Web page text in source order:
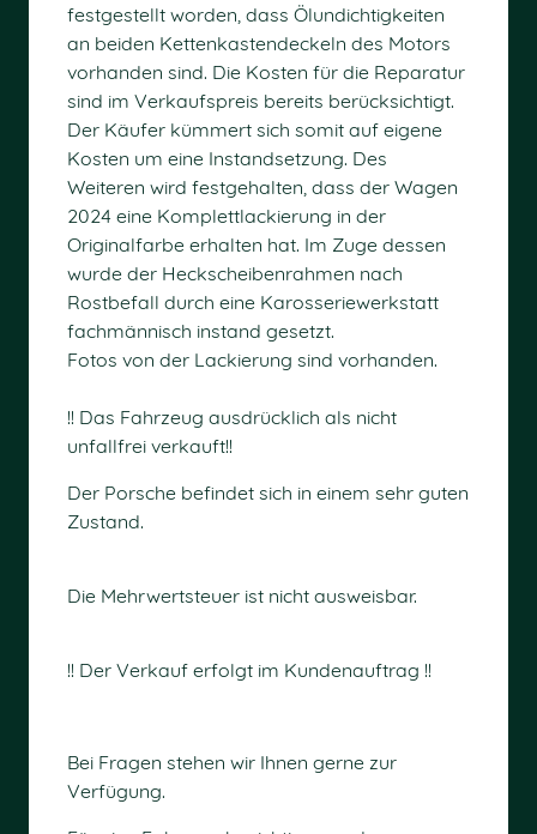
festgestellt worden, dass Ölundichtigkeiten
an beiden Kettenkastendeckeln des Motors
vorhanden sind. Die Kosten für die Reparatur
sind im Verkaufspreis bereits berücksichtigt.
Der Käufer kümmert sich somit auf eigene
Kosten um eine Instandsetzung. Des
Weiteren wird festgehalten, dass der Wagen
2024 eine Komplettlackierung in der
Originalfarbe erhalten hat. Im Zuge dessen
wurde der Heckscheibenrahmen nach
Rostbefall durch eine Karosseriewerkstatt
fachmännisch instand gesetzt.
Fotos von der Lackierung sind vorhanden.
!! Das Fahrzeug ausdrücklich als nicht
unfallfrei verkauft!!
Der Porsche befindet sich in einem sehr guten
Zustand.
Die Mehrwertsteuer ist nicht ausweisbar.
!! Der Verkauf erfolgt im Kundenauftrag !!
Bei Fragen stehen wir Ihnen gerne zur
Verfügung.